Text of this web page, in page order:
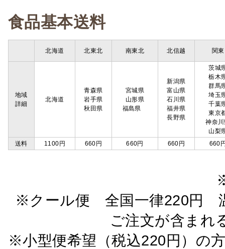
食品基本送料
北海道 北東北 南東北 北信越 関東
地域
詳細
北海道
青森県
岩手県
秋田県
宮城県
山形県
福島県
新潟県
富山県
石川県
福井県
長野県
茨城
栃木
群馬
埼玉
千葉
東京
神奈
山梨
送料
1100円 660円 660円 660円 660
※クール便 全国一律220円
ご注文が含ま
※小型便希望（税込220円）の